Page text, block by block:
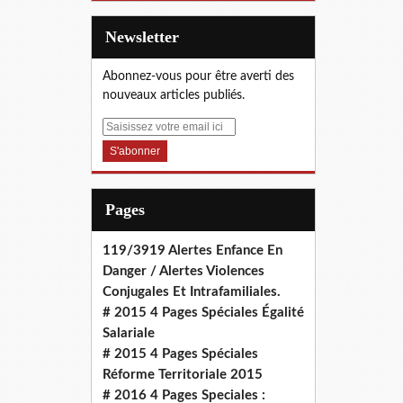
Newsletter
Abonnez-vous pour être averti des
nouveaux articles publiés.
E
a
Pages
119/3919 Alertes Enfance En
Danger / Alertes Violences
Conjugales Et Intrafamiliales.
# 2015 4 Pages Spéciales Égalité
Salariale
# 2015 4 Pages Spéciales
Réforme Territoriale 2015
# 2016 4 Pages Speciales :